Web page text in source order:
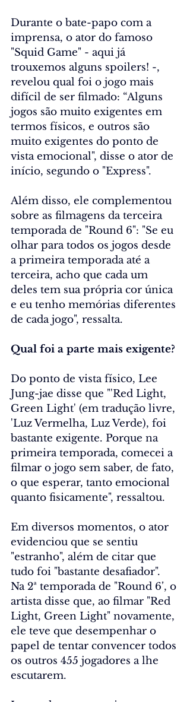
Durante o bate-papo com a
imprensa, o ator do famoso
"Squid Game" - aqui já
trouxemos alguns spoilers! -,
revelou qual foi o jogo mais
difícil de ser filmado: “Alguns
jogos são muito exigentes em
termos físicos, e outros são
muito exigentes do ponto de
vista emocional", disse o ator de
início, segundo o "Express".
Além disso, ele complementou
sobre as filmagens da terceira
temporada de "Round 6": "Se eu
olhar para todos os jogos desde
a primeira temporada até a
terceira, acho que cada um
deles tem sua própria cor única
e eu tenho memórias diferentes
de cada jogo", ressalta.
Qual foi a parte mais exigente?
Do ponto de vista físico, Lee
Jung-jae disse que "'Red Light,
Green Light' (em tradução livre,
'Luz Vermelha, Luz Verde), foi
bastante exigente. Porque na
primeira temporada, comecei a
filmar o jogo sem saber, de fato,
o que esperar, tanto emocional
quanto fisicamente", ressaltou.
Em diversos momentos, o ator
evidenciou que se sentiu
"estranho", além de citar que
tudo foi "bastante desafiador".
Na 2ª temporada de "Round 6", o
artista disse que, ao filmar "Red
Light, Green Light" novamente,
ele teve que desempenhar o
papel de tentar convencer todos
os outros 455 jogadores a lhe
escutarem.